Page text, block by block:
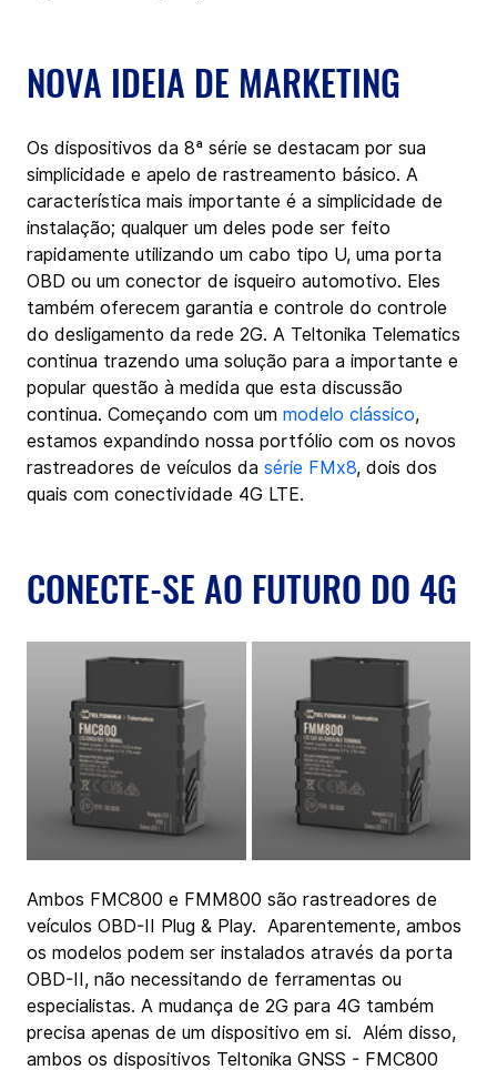
NOVA IDEIA DE MARKETING
Os dispositivos da 8ª série se destacam por sua
simplicidade e apelo de rastreamento básico. A
característica mais importante é a simplicidade de
instalação; qualquer um deles pode ser feito
rapidamente utilizando um cabo tipo U, uma porta
OBD ou um conector de isqueiro automotivo. Eles
também oferecem garantia e controle do controle
do desligamento da rede 2G. A Teltonika Telematics
continua trazendo uma solução para a importante e
popular questão à medida que esta discussão
continua. Começando com um modelo clássico,
estamos expandindo nossa portfólio com os novos
rastreadores de veículos da série FMx8, dois dos
quais com conectividade 4G LTE.
CONECTE-SE AO FUTURO DO 4G
Ambos FMC800 e FMM800 são rastreadores de
veículos OBD-II Plug & Play.  Aparentemente, ambos
os modelos podem ser instalados através da porta
OBD-II, não necessitando de ferramentas ou
especialistas. A mudança de 2G para 4G também
precisa apenas de um dispositivo em si.  Além disso,
ambos os dispositivos Teltonika GNSS - FMC800